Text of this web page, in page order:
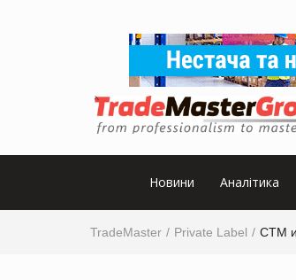
Новини Аналітика
TradeMaster Private Label СТМ и